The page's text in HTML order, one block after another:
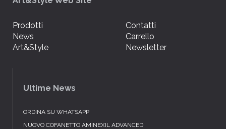
Prodotti
News
Art&Style
Contatti
Carrello
Newsletter
Ultime News
ORDINA SU WHATSAPP
NUOVO COFANETTO AMINEXIL ADVANCED